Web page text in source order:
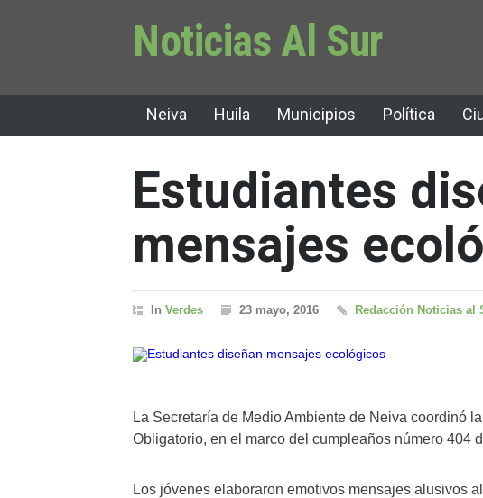
Noticias Al Sur
Neiva Huila Municipios Política
Estudiantes
mensajes
In Verdes 23 mayo, 2016 Redacción Noticias al
La Secretaría de Medio Ambiente de Neiva coordinó
Obligatorio, en el marco del cumpleaños número 404
Los jóvenes elaboraron emotivos mensajes alusivos